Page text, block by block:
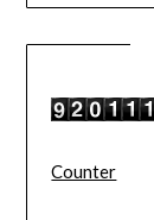
Counter